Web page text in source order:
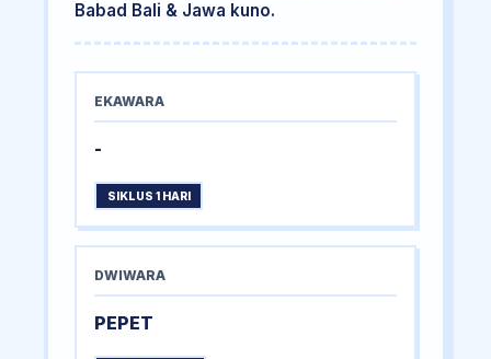
Babad Bali & Jawa kuno.
EKAWARA
-
SIKLUS 1 HARI
DWIWARA
PEPET